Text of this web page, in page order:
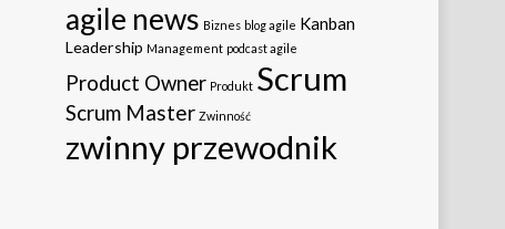
agile news Biznes blog agile Kanban
Leadership Management podcast agile
Product Owner Produkt Scrum
Scrum Master Zwinność
zwinny przewodnik